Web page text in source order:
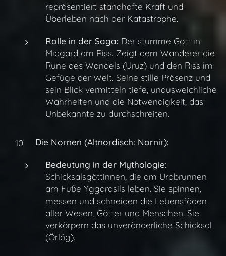
repräsentiert standhafte Kraft und
Überleben nach der Katastrophe.
Rolle in der Saga: Der stumme Gott in
Midgard am Riss. Zeigt dem Wanderer die
Rune des Wandels (Uruz) und den Riss im
Gefüge der Welt. Seine stille Präsenz und
sein Blick vermitteln tiefe, unausweichliche
Wahrheiten und die Notwendigkeit, das
Unbekannte zu durchschreiten.
Die Nornen (Altnordisch: Nornir):
Bedeutung in der Mythologie:
Schicksalsgöttinnen, die am Urdbrunnen
am Fuße Yggdrasils leben. Sie spinnen,
messen und schneiden die Lebensfäden
aller Wesen, Götter und Menschen. Sie
verkörpern das unveränderliche Schicksal
(Örlög).